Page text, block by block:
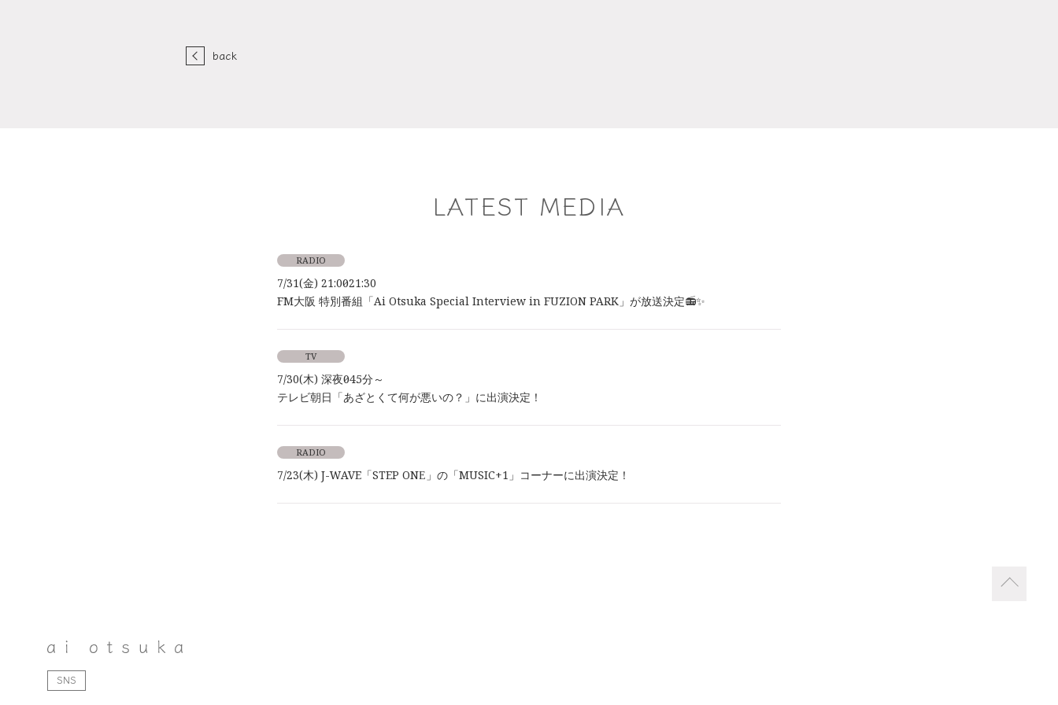
back
LATEST MEDIA
RADIO
7/31(金) 21:00～21:30
FM大阪 特別番組「Ai Otsuka Special Interview in FUZION PARK」が放送決定📻✨
TV
7/30(木) 深夜0時45分～
テレビ朝日「あざとくて何が悪いの？」に出演決定！
RADIO
7/23(木) J-WAVE「STEP ONE」の「MUSIC+1」コーナーに出演決定！
SNS